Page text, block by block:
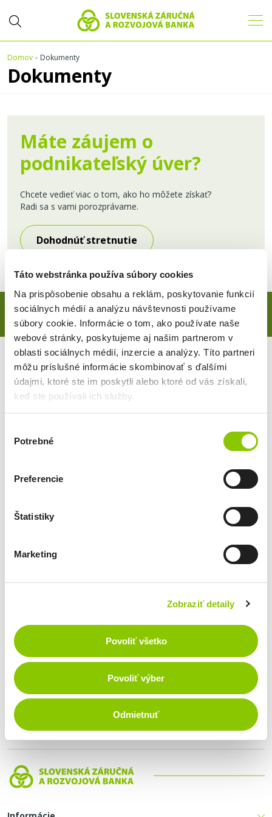
Táto webstránka používa súbory cookies
Na prispôsobenie obsahu a reklám, poskytovanie funkcií
sociálnych médií a analýzu návštevnosti používame
súbory cookie. Informácie o tom, ako používate naše
webové stránky, poskytujeme aj našim partnerom v
oblasti sociálnych médií, inzercie a analýzy. Títo partneri
môžu príslušné informácie skombinovať s ďalšími
údajmi, ktoré ste im poskytli alebo ktoré od vás získali,
keď ste používali ich služby.
súhlasu
Potrebné
Preferencie
Štatistiky
Marketing
Zobraziť detaily
Povoliť všetko
Povoliť výber
Odmietnuť
Domov Dokumenty
Dokumenty
Máte záujem o
podnikateľský úver?
Chcete vedieť viac o tom, ako ho môžete získať?
Radi sa s vami porozprávame.
Dohodnúť stretnutie
Všeobecné dokumenty Platobný styk Ostatné
Všeobecné obchodné podmienky
Všeobecné obchodné podmienky pre vkladové
produkty a platobné účty SZRB, a. s.
Všeobecné obchodné podmienky pre poskytovanie
platné od 3.6.2026
Všeobecné obchodné podmienky pre úvery a bankové
záruky SZRB, a. s.
Úrokové sadzby vkladových produktov
platné od 15.3.2024
Sadzobník poplatkov
Sadzobník poplatkov
platný od 18.6.2026